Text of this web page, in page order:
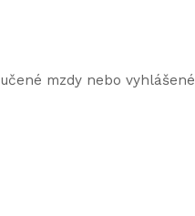
mzdy nebo vyhlášené